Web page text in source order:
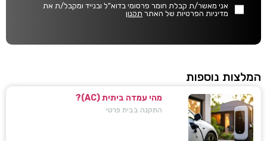
אני מאשר/ת קבלת חומר פרסומי בדוא"ל ובנייד ומקבל/ת את
מדיניות הפרטיות של האתר תקנון
המלצות נוספות
מהי עמדה ביתית (AC)?
התקנה בבית פרטי